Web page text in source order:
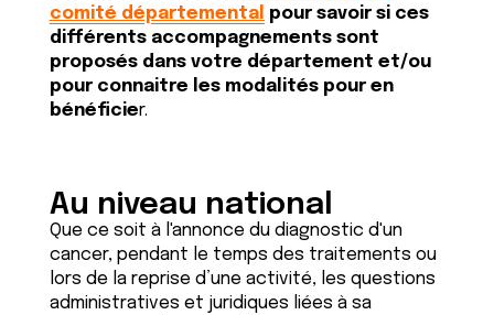
comité départemental pour savoir si ces
différents accompagnements sont
proposés dans votre département et/ou
pour connaitre les modalités pour en
bénéficier.
Au niveau national
Que ce soit à l'annonce du diagnostic d'un
cancer, pendant le temps des traitements ou
lors de la reprise d’une activité, les questions
administratives et juridiques liées à sa